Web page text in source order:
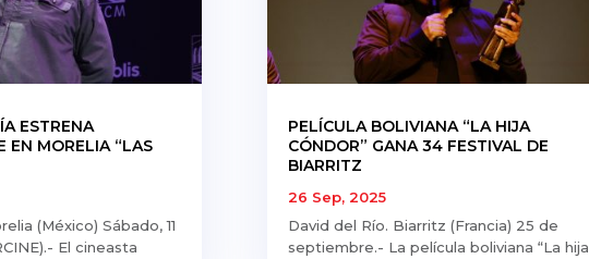
ESTRENA
EN MORELIA “LAS
(México) Sábado, 11
El cineasta
PELÍCULA BOLIVIANA “LA HIJA
CÓNDOR” GANA 34 FESTIVAL DE
BIARRITZ
26 Sep, 2025
David del Río. Biarritz (Francia) 25 de
septiembre.- La película boliviana “La hija